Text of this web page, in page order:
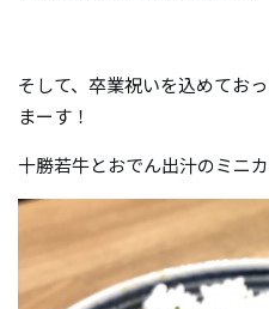
そして、卒業祝いを込めてお
まーす！
十勝若牛とおでん出汁のミニカ